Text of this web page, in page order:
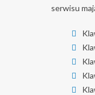
serwisu